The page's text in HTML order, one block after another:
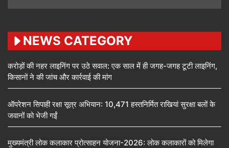
NEWS CATEGORY
करोड़ों की नहर लाइनिंग पर उठे सवाल: एक साल में ही जगह-जगह टूटी लाइनिंग,
किसानों ने की जांच और कार्रवाई की मांग
ऑपरेशन सिपाही रक्षा सूत्र अभियान: 10,471 हस्तनिर्मित राखियां सुरक्षा बलों के
जवानों को भेजी गईं
मुख्यमंत्री लोक कलाकार प्रोत्साहन योजना-2026: लोक कलाकारों को मिलेगा